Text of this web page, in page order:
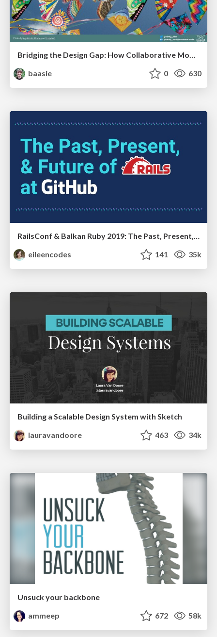
Bridging the Design Gap: How Collaborative Modelling removes blockers to flow between stakeholders and teams @FastFlow conf
baasie
0 630
eileencodes
141 35k
Building a Scalable Design System with Sketch
lauravandoore
463 34k
Unsuck your backbone
ammeep
672 58k